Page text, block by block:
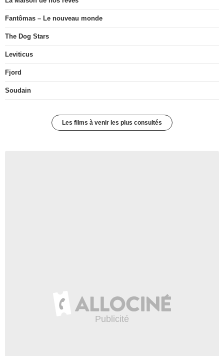
Fantômas – Le nouveau monde
The Dog Stars
Leviticus
Fjord
Soudain
Les films à venir les plus consultés